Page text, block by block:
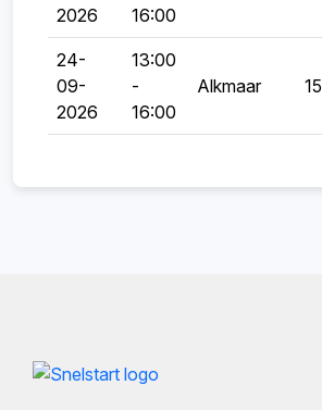
2026
16:00
24-
09-
2026
13:00
-
16:00
Alkmaar 15